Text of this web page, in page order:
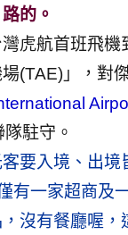
的。
虎航首班飛
(TAE)」，對
駐守。
要入境、出
有一家超商及
沒有餐廳喔